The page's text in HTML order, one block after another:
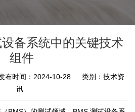
备系统中的关键技术
组件
布时间：2024-10-28
类别：技术资
讯